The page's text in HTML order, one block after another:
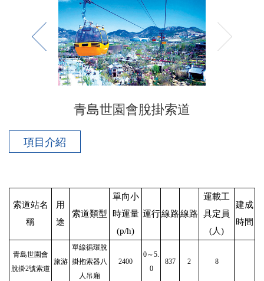
青島世園會脫掛索道
項目介紹
索道站名
稱
用
途
索道類型
單向小
時運量
(p/h)
運行線路線路
運載工
具定員
(人)
建成
時間
青島世園會
脫掛2號索道
旅游
單線循環脫
掛抱索器八
人吊廂
2400
0～5.
0
837 2 8